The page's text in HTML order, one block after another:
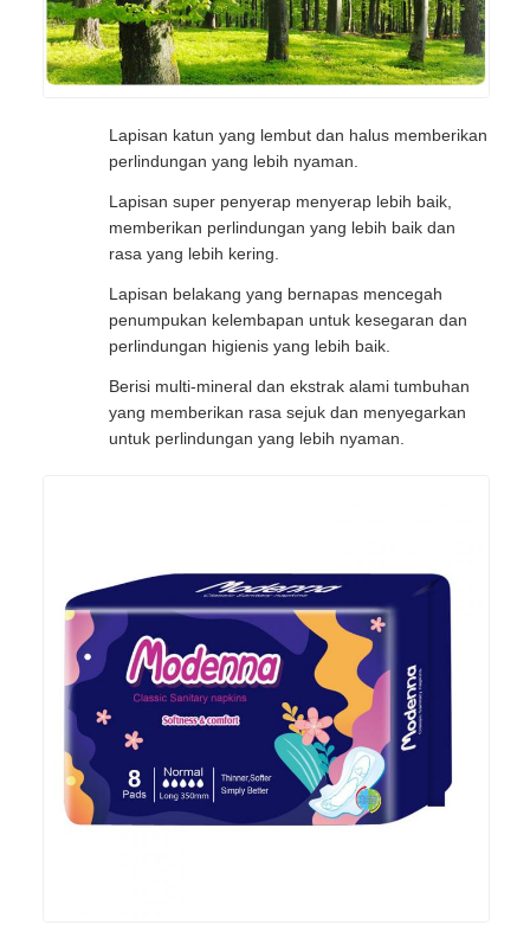
Lapisan katun yang lembut dan halus memberikan
perlindungan yang lebih nyaman.
Lapisan super penyerap menyerap lebih baik,
memberikan perlindungan yang lebih baik dan
rasa yang lebih kering.
Lapisan belakang yang bernapas mencegah
penumpukan kelembapan untuk kesegaran dan
perlindungan higienis yang lebih baik.
Berisi multi-mineral dan ekstrak alami tumbuhan
yang memberikan rasa sejuk dan menyegarkan
untuk perlindungan yang lebih nyaman.